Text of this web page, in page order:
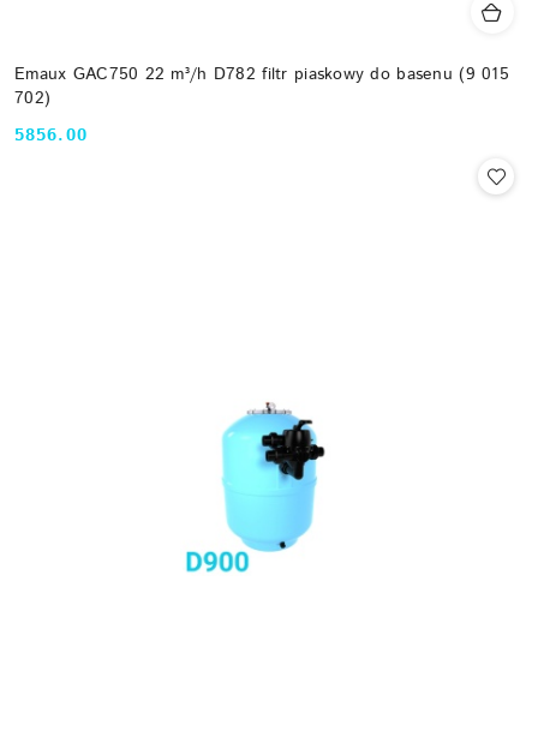
Emaux GAC750 22 m³/h D782 filtr piaskowy do basenu (9 015
702)
Cena:
5856.00